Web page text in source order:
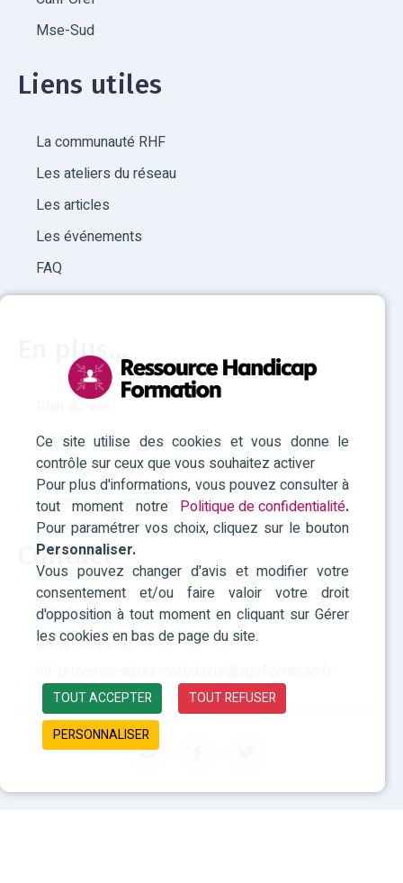
Ce site utilise des cookies et vous donne le
contrôle sur ceux que vous souhaitez activer
Pour plus d'informations, vous pouvez consulter à
tout moment notre Politique de confidentialité.
Pour paramétrer vos choix, cliquez sur le bouton
Personnaliser.
Vous pouvez changer d'avis et modifier votre
consentement et/ou faire valoir votre droit
d'opposition à tout moment en cliquant sur Gérer
les cookies en bas de page du site.
TOUT ACCEPTER
TOUT REFUSER
PERSONNALISER
Mse-Sud
Liens utiles
La communauté RHF
Les ateliers du réseau
Les articles
Les événements
FAQ
En plus...
Plan du site
Accessibilité
Mentions légales
Politique des cookies
Contact
RHF Paca
04 42 93 15 50